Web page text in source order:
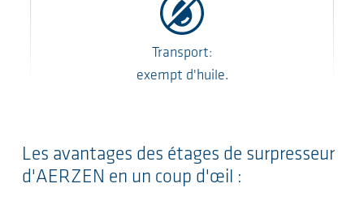
Transport:
exempt d'huile.
Les avantages des étages de surpresseur
d'AERZEN en un coup d'œil :